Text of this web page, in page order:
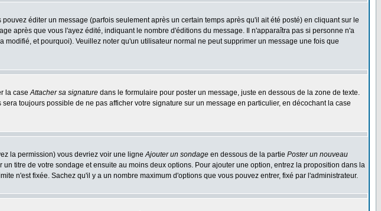
éditer un message (parfois seulement après un certain temps après qu'il ait été posté) en cliquant sur le
après que vous l'ayez édité, indiquant le nombre d'éditions du message. Il n'apparaîtra pas si personne n'a
et pourquoi). Veuillez noter qu'un utilisateur normal ne peut supprimer un message une fois que
la caseAttacher sa signature dans le formulaire pour poster un message, juste en dessous de la zone de texte.
toujours possible de ne pas afficher votre signature sur un message en particulier, en décochant la case
la permission) vous devriez voir une ligneAjouter un sondage en dessous de la partie Poster un nouveau
titre de votre sondage et ensuite au moins deux options. Pour ajouter une option, entrez la proposition dans la
n'est fixée. Sachez qu'il y a un nombre maximum d'options que vous pouvez entrer, fixé par l'administrateur.